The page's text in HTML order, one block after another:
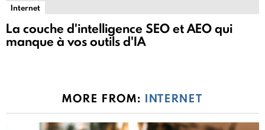
Internet
La couche d'intelligence SEO et AEO qui
manque à vos outils d'IA
MORE FROM: INTERNET